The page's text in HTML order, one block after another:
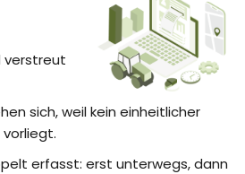
verstreut
sich, weil kein einheitlicher
erfasst: erst unterwegs, dann